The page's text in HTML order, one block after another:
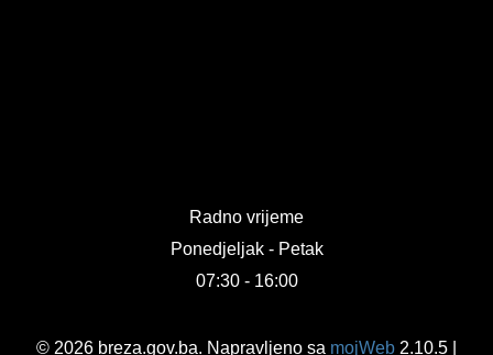
Radno vrijeme
Ponedjeljak - Petak
07:30 - 16:00
© 2026 breza.gov.ba. Napravljeno sa mojWeb 2.10.5 |